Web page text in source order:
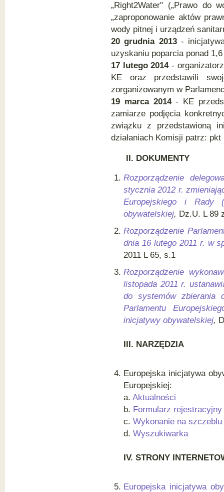
„Right2Water" („Prawo do
„zaproponowanie aktów
wody pitnej i urządzeń
20 grudnia 2013- inicjatywa
uzyskaniu poparcia ponad
17 lutego 2014-
KE oraz przedstawili
zorganizowanym w
19 marca 2014- KE
zamiarze podjęcia
związku z przedstawioną
działaniach Komisji patrz:
II. DOKUMENTY
Rozporządzenie
stycznia 2012 r.
Europejskiego i Rady
obywatelskiej, Dz.U. L 89
Rozporządzenie
dnia 16 lutego 2011 r. w
2011 L 65, s.1
Rozporządzenie
listopada 2011 r.
do systemów zbierania
Parlamentu
inicjatywy obywatelskiej,
III. NARZĘDZIA
Europejska inicjatywa
Europejskiej:
a. Aktualności
b. Formularz rejestracyjny
c. Wykonanie na
d. Wyszukiwarka
IV. STRONY
Europejska inicjatywa